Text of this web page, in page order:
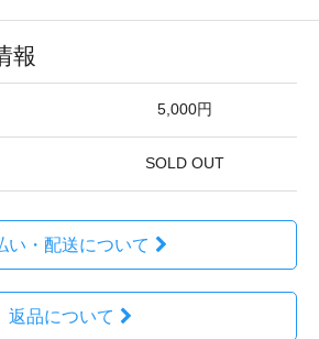
報
5,000円
SOLD OUT
い・配送について
返品について